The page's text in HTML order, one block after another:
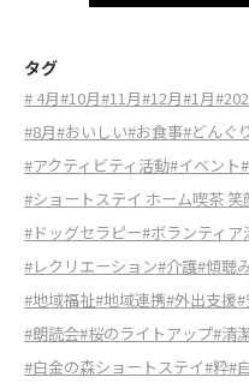
タグ
# 4月#10月#11月#12月#1月
#8月#おいしい#お食事#どんぐ
#アクティビティ活動#イベント
#ショートステイ ホーム喫茶
#ドッグセラピー#ボランティア
#レクリエーション#介護#傾聴
#地域福祉#地域連携#外出支援
#朗読会#桜のライトアップ#清
#白金の森ショートステイ#粋#